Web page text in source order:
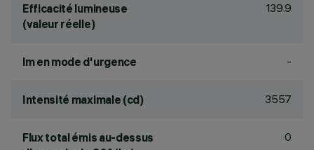
Efficacité lumineuse
(valeur réelle)
139.9
lm en mode d'urgence -
Intensité maximale (cd) 3557
Flux total émis au-dessus
0